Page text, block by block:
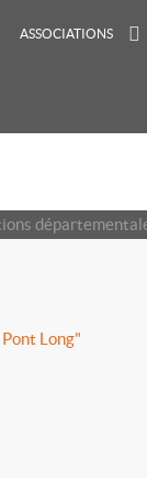
ASSOCIATIONS
Long"